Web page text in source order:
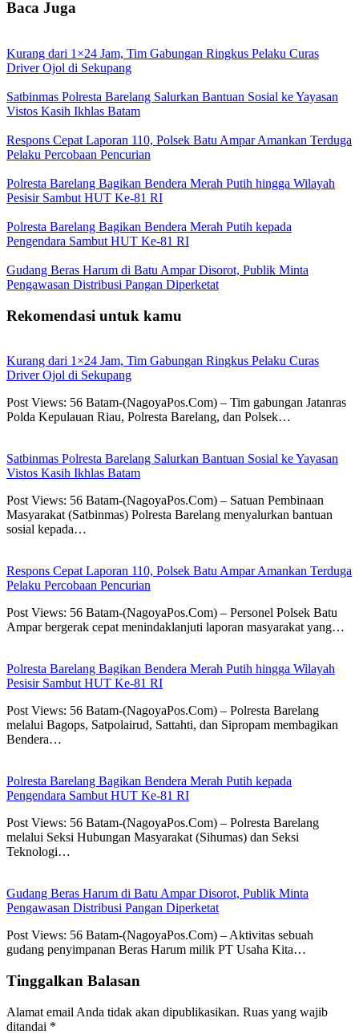
Baca Juga
Kurang dari 1×24 Jam, Tim Gabungan Ringkus Pelaku Curas
Driver Ojol di Sekupang
Satbinmas Polresta Barelang Salurkan Bantuan Sosial ke Yayasan
Vistos Kasih Ikhlas Batam
Respons Cepat Laporan 110, Polsek Batu Ampar Amankan Terduga
Pelaku Percobaan Pencurian
Polresta Barelang Bagikan Bendera Merah Putih hingga Wilayah
Pesisir Sambut HUT Ke-81 RI
Polresta Barelang Bagikan Bendera Merah Putih kepada
Pengendara Sambut HUT Ke-81 RI
Gudang Beras Harum di Batu Ampar Disorot, Publik Minta
Pengawasan Distribusi Pangan Diperketat
Rekomendasi untuk kamu
Kurang dari 1×24 Jam, Tim Gabungan Ringkus Pelaku Curas
Driver Ojol di Sekupang
Post Views: 56 Batam-(NagoyaPos.Com) – Tim gabungan Jatanras
Polda Kepulauan Riau, Polresta Barelang, dan Polsek…
Satbinmas Polresta Barelang Salurkan Bantuan Sosial ke Yayasan
Vistos Kasih Ikhlas Batam
Post Views: 56 Batam-(NagoyaPos.Com) – Satuan Pembinaan
Masyarakat (Satbinmas) Polresta Barelang menyalurkan bantuan
sosial kepada…
Respons Cepat Laporan 110, Polsek Batu Ampar Amankan Terduga
Pelaku Percobaan Pencurian
Post Views: 56 Batam-(NagoyaPos.Com) – Personel Polsek Batu
Ampar bergerak cepat menindaklanjuti laporan masyarakat yang…
Polresta Barelang Bagikan Bendera Merah Putih hingga Wilayah
Pesisir Sambut HUT Ke-81 RI
Post Views: 56 Batam-(NagoyaPos.Com) – Polresta Barelang
melalui Bagops, Satpolairud, Sattahti, dan Sipropam membagikan
Bendera…
Polresta Barelang Bagikan Bendera Merah Putih kepada
Pengendara Sambut HUT Ke-81 RI
Post Views: 56 Batam-(NagoyaPos.Com) – Polresta Barelang
melalui Seksi Hubungan Masyarakat (Sihumas) dan Seksi
Teknologi…
Gudang Beras Harum di Batu Ampar Disorot, Publik Minta
Pengawasan Distribusi Pangan Diperketat
Post Views: 56 Batam-(NagoyaPos.Com) – Aktivitas sebuah
gudang penyimpanan Beras Harum milik PT Usaha Kita…
Tinggalkan Balasan
Alamat email Anda tidak akan dipublikasikan. Ruas yang wajib
ditandai *